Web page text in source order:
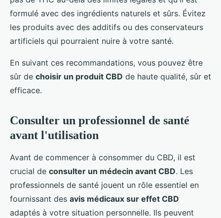
formulé avec des ingrédients naturels et sûrs. Évitez
les produits avec des additifs ou des conservateurs
artificiels qui pourraient nuire à votre santé.
En suivant ces recommandations, vous pouvez être
sûr de choisir un produit CBD de haute qualité, sûr et
efficace.
Consulter un professionnel de santé
avant l'utilisation
Avant de commencer à consommer du CBD, il est
crucial de consulter un médecin avant CBD. Les
professionnels de santé jouent un rôle essentiel en
fournissant des avis médicaux sur effet CBD
adaptés à votre situation personnelle. Ils peuvent